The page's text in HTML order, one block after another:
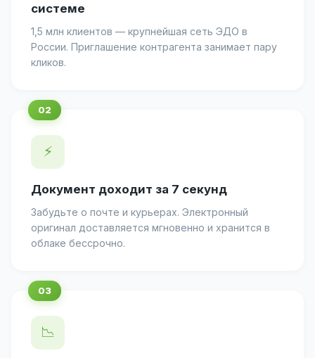
системе
1,5 млн клиентов — крупнейшая сеть ЭДО в
России. Приглашение контрагента занимает пару
кликов.
⚡
Документ доходит за 7 секунд
Забудьте о почте и курьерах. Электронный
оригинал доставляется мгновенно и хранится в
облаке бессрочно.
📉